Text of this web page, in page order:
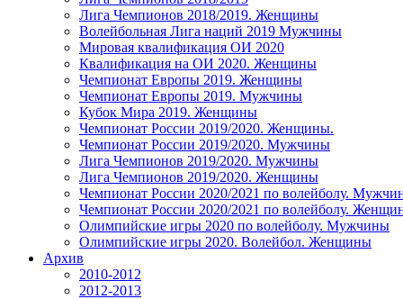
Лига Чемпионов 2018/2019. Женщины
Волейбольная Лига наций 2019 Мужчины
Мировая квалификация ОИ 2020
Квалификация на ОИ 2020. Женщины
Чемпионат Европы 2019. Женщины
Чемпионат Европы 2019. Мужчины
Кубок Мира 2019. Женщины
Чемпионат России 2019/2020. Женщины.
Чемпионат России 2019/2020. Мужчины
Лига Чемпионов 2019/2020. Мужчины
Лига Чемпионов 2019/2020. Женщины
Чемпионат России 2020/2021 по волейболу.
Чемпионат России 2020/2021 по волейболу.
Олимпийские игры 2020 по волейболу. Мужчины
Олимпийские игры 2020. Волейбол. Женщины
Архив
2010-2012
2012-2013